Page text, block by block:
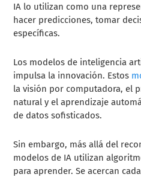
IA lo utilizan como una
hacer predicciones, tomar
específicas.
Los modelos de inteligencia
impulsa la innovación. Estos
la visión por computadora, el
natural y el aprendizaje
de datos sofisticados.
Sin embargo, más allá del
modelos de IA utilizan
para aprender. Se acercan